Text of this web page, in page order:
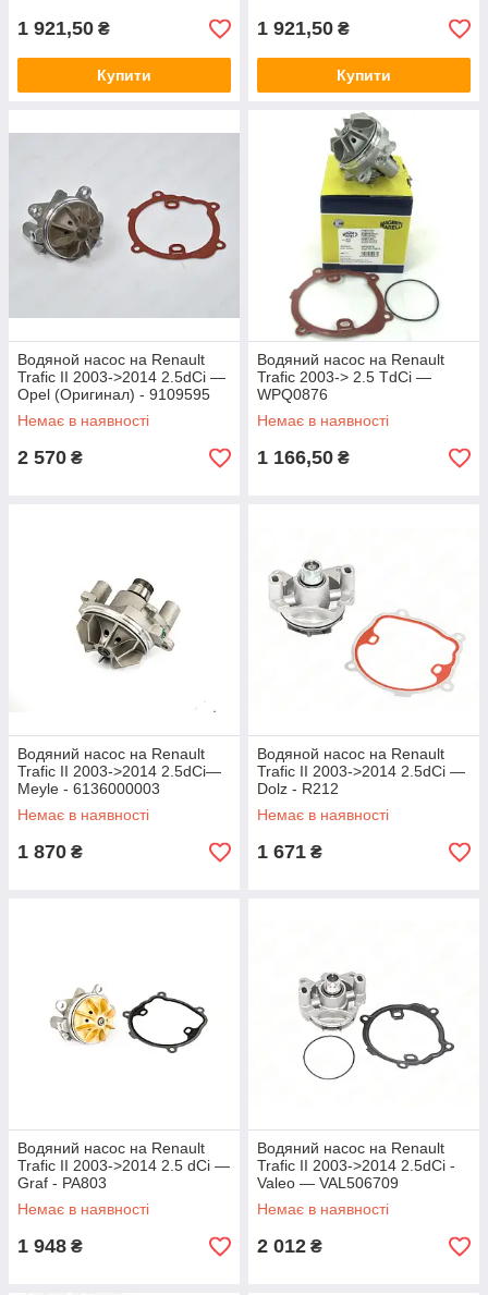
1 921,50 ₴
Купити
1 921,50 ₴
Купити
Водяной насос на Renault
Trafic II 2003->2014 2.5dCi —
Opel (Оригинал) - 9109595
Немає в наявності
2 570 ₴
Водяний насос на Renault
Trafic 2003-> 2.5 TdCi —
WPQ0876
Немає в наявності
1 166,50 ₴
Водяний насос на Renault
Trafic II 2003->2014 2.5dCi—
Meyle - 6136000003
Немає в наявності
1 870 ₴
Водяной насос на Renault
Trafic II 2003->2014 2.5dCi —
Dolz - R212
Немає в наявності
1 671 ₴
Водяний насос на Renault
Trafic II 2003->2014 2.5 dCi —
Graf - PA803
Немає в наявності
1 948 ₴
Водяний насос на Renault
Trafic II 2003->2014 2.5dCi -
Valeo — VAL506709
Немає в наявності
2 012 ₴